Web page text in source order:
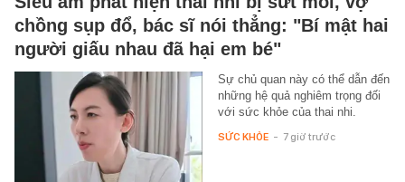
chồng sụp đổ, bác sĩ nói thẳng: "Bí mật hai
người giấu nhau đã hại em bé"
Sự chủ quan này có thể dẫn đến
những hệ quả nghiêm trọng đối
với sức khỏe của thai nhi.
SỨC KHỎE - 7 giờ trước